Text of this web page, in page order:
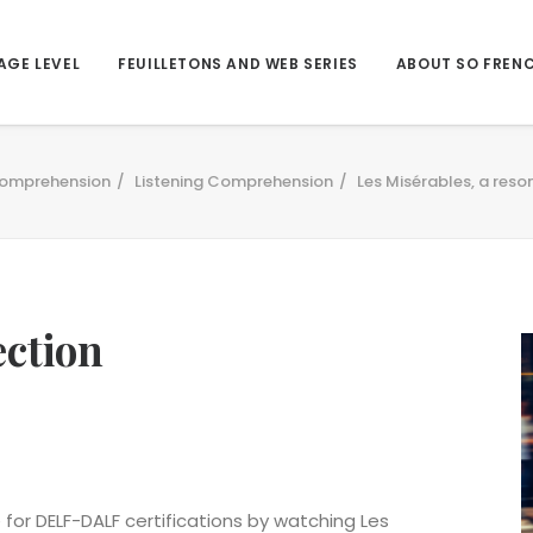
LEVEL FEUILLETONS AND WEB SERIES ABOUT SO
Listening Comprehension Les Misérables, a
DELF-DALF certifications by watching Les